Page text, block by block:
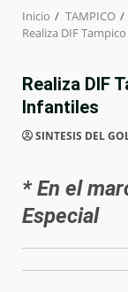
Inicio
TAMPICO
Realiza DIF
Realiza DIF
Infantiles
SINTESIS DEL
* En el
Especial